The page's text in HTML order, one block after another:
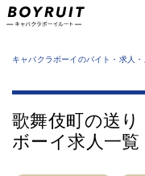
キャバクラボーイのバイト・求人
歌舞伎町の送
ボーイ求人一覧
六本木
新橋